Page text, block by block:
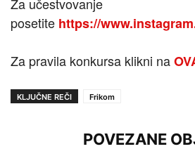
Za učestvovanje
posetite https://
Za pravila konkursa klikni na
KLJUČNE REČI Frikom
POVEZANE